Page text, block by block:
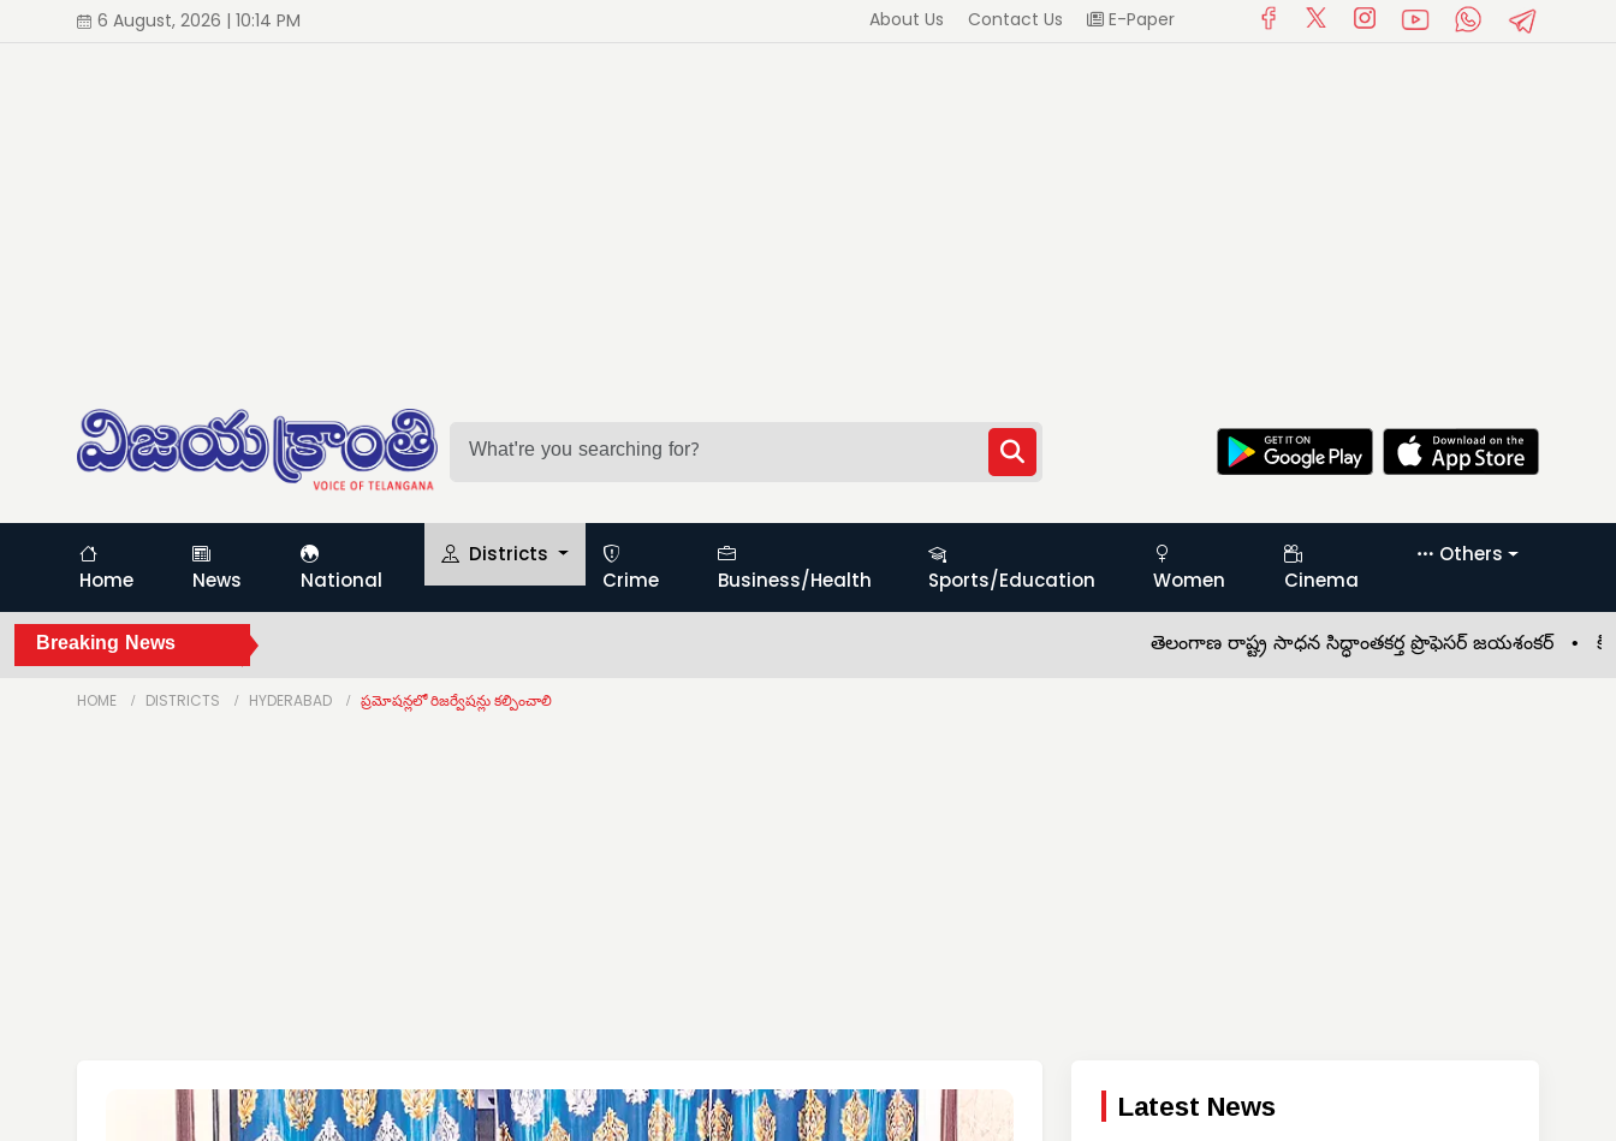
6 August, 2026 | 10:14 PM About Us Contact Us E-Paper
Home News National
Districts
Crime
Business/Health Sports/Education Women Cinema
Others
Breaking News తెలంగాణ రాష్ట్ర సాధన సిద్ధాంతకర్త ప్రొఫెసర్ జయశంకర్ •కిట్స్
HOME DISTRICTS HYDERABAD ప్రమోషన్లలో రిజర్వేషన్లు కల్పించాలి
Latest News